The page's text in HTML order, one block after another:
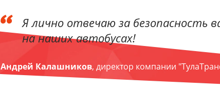
Я лично отвечаю за безопасность
на наших автобусах!
Андрей Калашников, директор компании